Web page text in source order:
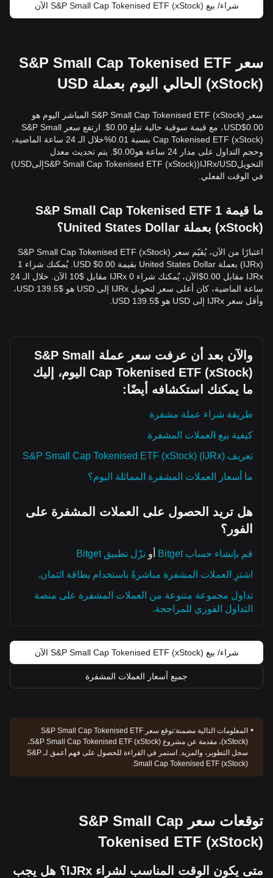
شراء/ بيع S&P Small Cap Tokenised ETF (xStock) الآن
سعر S&P Small Cap Tokenised ETF
(xStock) الحالي اليوم بعملة USD
سعر S&P Small Cap Tokenised ETF (xStock) المباشر اليوم هو
0.00$USD، مع قيمة سوقية حالية تبلغ 0.00$. ارتفع سعر S&P Small
Cap Tokenised ETF (xStock) بنسبة 0.01%خلال الـ 24 ساعة الماضية،
وحجم التداول على مدار 24 ساعة هو0.00$. يتم تحديث معدل
التحويلIJRx/USD(S&P Small Cap Tokenised ETF (xStock)إلىUSD)
في الوقت الفعلي.
ما قيمة 1 S&P Small Cap Tokenised ETF
(xStock) بعملة United States Dollar؟
اعتبارًا من الآن، يُقيّم سعر S&P Small Cap Tokenised ETF (xStock)
(IJRx) بعملة United States Dollar بقيمة 0.00$ USD. يُمكنك شراء 1
IJRx مقابل 0.00$الآن، يُمكنك شراء 0 IJRx مقابل $10 الآن. خلال الـ 24
ساعة الماضية، كان أعلى سعر لتحويل IJRx إلى USD هو $139.5 USD،
وأقل سعر IJRx إلى USD هو $139.5 USD.
والآن بعد أن عرفت سعر عملة S&P Small
Cap Tokenised ETF (xStock) اليوم، إليك
ما يمكنك استكشافه أيضًا:
طريقة شراء عملة مشفرة
كيفية بيع العملات المشفرة
تعريف S&P Small Cap Tokenised ETF (xStock) (IJRx)
ما أسعار العملات المشفرة المماثلة اليوم؟
هل تريد الحصول على العملات المشفرة على
الفور؟
قم بإنشاء حساب Bitget أو نزّل تطبيق Bitget
اشترِ العملات المشفرة مباشرةً باستخدام بطاقة ائتمان.
تداول مجموعة متنوعة من العملات المشفرة على منصة
التداول الفوري للمراجحة.
شراء/ بيع S&P Small Cap Tokenised ETF (xStock) الآن
جميع أسعار العملات المشفرة
المعلومات التالية مضمنة:
توقع سعر S&P Small Cap Tokenised ETF
(xStock)، مقدمة عن مشروع S&P Small Cap Tokenised ETF (xStock)،
سجل التطوير، والمزيد. استمر في القراءة للحصول على فهم أعمق لـ S&P
Small Cap Tokenised ETF (xStock).
توقعات سعر S&P Small Cap
Tokenised ETF (xStock)
متى يكون الوقت المناسب لشراء IJRx؟ هل يجب